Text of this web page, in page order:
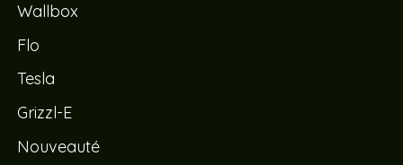
Wallbox
Flo
Tesla
Grizzl-E
Nouveauté